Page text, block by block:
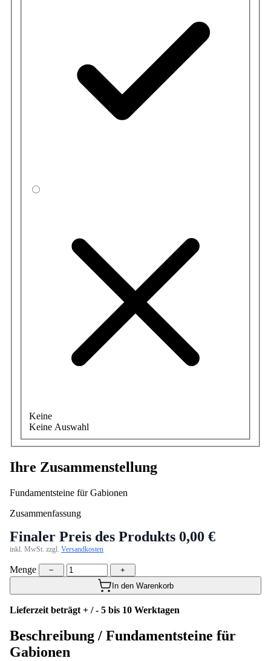
Keine
Keine Auswahl
Ihre Zusammenstellung
Fundamentsteine für Gabionen
Zusammenfassung
Finaler Preis des Produkts 0,00 €
inkl. MwSt. zzgl. Versandkosten
Menge −
+
In den Warenkorb
Lieferzeit beträgt + / - 5 bis 10 Werktagen
Beschreibung / Fundamentsteine für
Gabionen